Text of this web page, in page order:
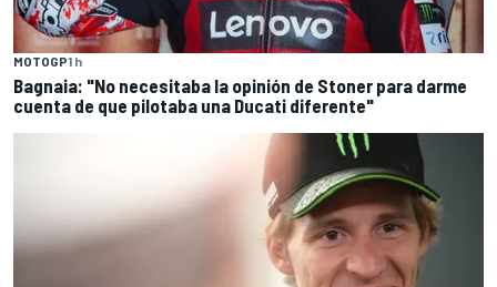
MOTOGP1 h
Bagnaia: "No necesitaba la opinión de Stoner para darme
cuenta de que pilotaba una Ducati diferente"